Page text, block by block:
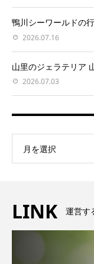
鴨川シーワールドの行
2026.07.16
山里のジェラテリア
2026.07.03
月を選択
LINK 運営す